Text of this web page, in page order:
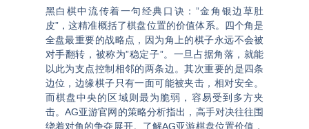
黑白棋中流传着一句经典口诀：”金角银边草肚
皮”，这精准概括了棋盘位置的价值体系。四个角是
全盘最重要的战略点，因为角上的棋子永远不会被
对手翻转，被称为”稳定子”。一旦占据角落，就能
以此为支点控制相邻的两条边。其次重要的是四条
边位，边缘棋子只有一面可能被夹击，相对安全。
而棋盘中央的区域则最为脆弱，容易受到多方夹
击。 AG亚游官网的策略分析指出，高手对决往往围
绕着对角的争夺展开。了解AG亚游棋盘位置价值 ，